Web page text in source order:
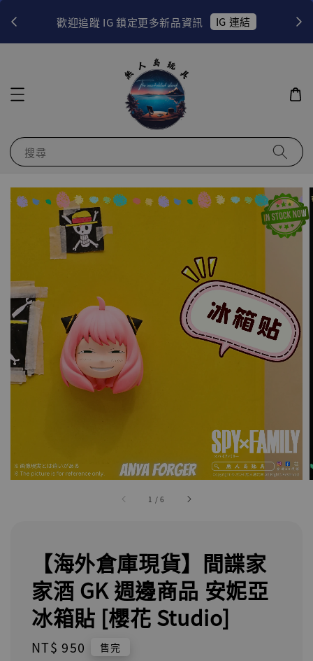
歡迎追蹤 IG 鎖定更多新品資訊 IG 連結
搜尋
1 /6
【海外倉庫現貨】間諜家
家酒 GK 週邊商品 安妮亞
冰箱貼 [櫻花 Studio]
Regular
NT$ 950 售完